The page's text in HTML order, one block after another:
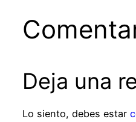
Deja una
Lo siento, debes estar